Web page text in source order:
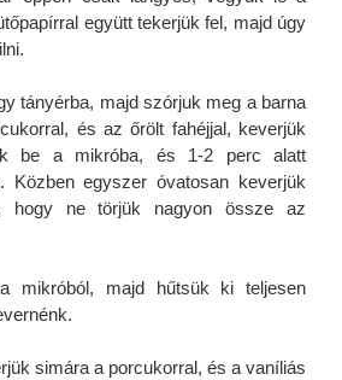
együtt tekerjük fel, majd úgy
tányérba, majd szórjuk meg a barna
és az őrölt fahéjjal, keverjük
be a mikróba, és 1-2 perc alatt
Közben egyszer óvatosan keverjük
hogy ne törjük nagyon össze az
mikróból, majd hűtsük ki teljesen
simára a porcukorral, és a vaníliás